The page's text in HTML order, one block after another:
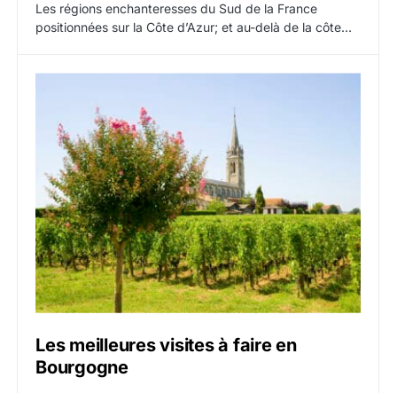
Les régions enchanteresses du Sud de la France
positionnées sur la Côte d’Azur; et au-delà de la côte…
Les meilleures visites à faire en
Bourgogne